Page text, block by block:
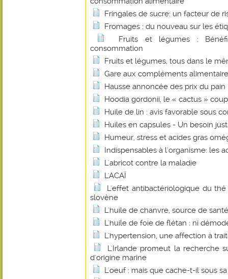
Fringales de sucre: un facteur de
Fromages : du nouveau sur les
Fruits et légumes :
consommation
Fruits et légumes, tous dans le
Gare aux compléments
Hausse annoncée des prix du pain
Hoodia gordonii, le « cactus »
Huile de lin : avis favorable sous
Huiles en capsules - Un besoin
Humeur, stress et acides gras
Indispensables à l'organisme: les
L'abricot contre la maladie
L'ACAÏ
L'effet antibactériologique du
slovène
L'huile de chanvre, source de
L'huile de foie de flétan : ni
L'hypertension, une affection à
L'Irlande promeut la recherche
d'origine marine
L'oeuf : mais que cache-t-il sous